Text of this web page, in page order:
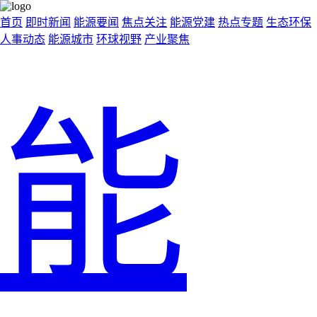
首页 即时新闻 能源要闻 焦点关注 能源党建 热点专题 生态环保
人事动态 能源城市 环球视野 产业聚焦
能